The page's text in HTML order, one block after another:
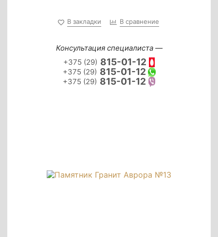
В закладки В сравнение
Консультация специалиста —
+375 (29) 815-01-12
+375 (29) 815-01-12
+375 (29) 815-01-12